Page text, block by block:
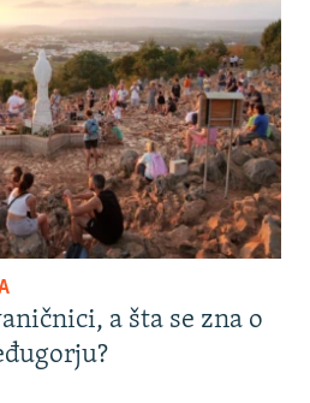
a šta se zna o